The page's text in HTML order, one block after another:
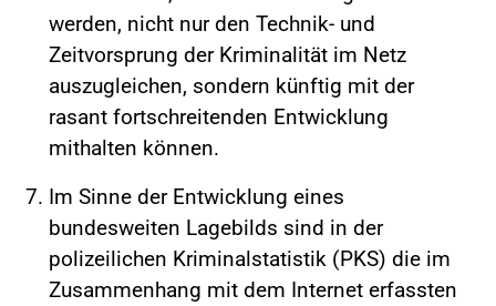
werden, nicht nur den Technik- und
Zeitvorsprung der Kriminalität im Netz
auszugleichen, sondern künftig mit der
rasant fortschreitenden Entwicklung
mithalten können.
Im Sinne der Entwicklung eines
bundesweiten Lagebilds sind in der
polizeilichen Kriminalstatistik (PKS) die im
Zusammenhang mit dem Internet erfassten